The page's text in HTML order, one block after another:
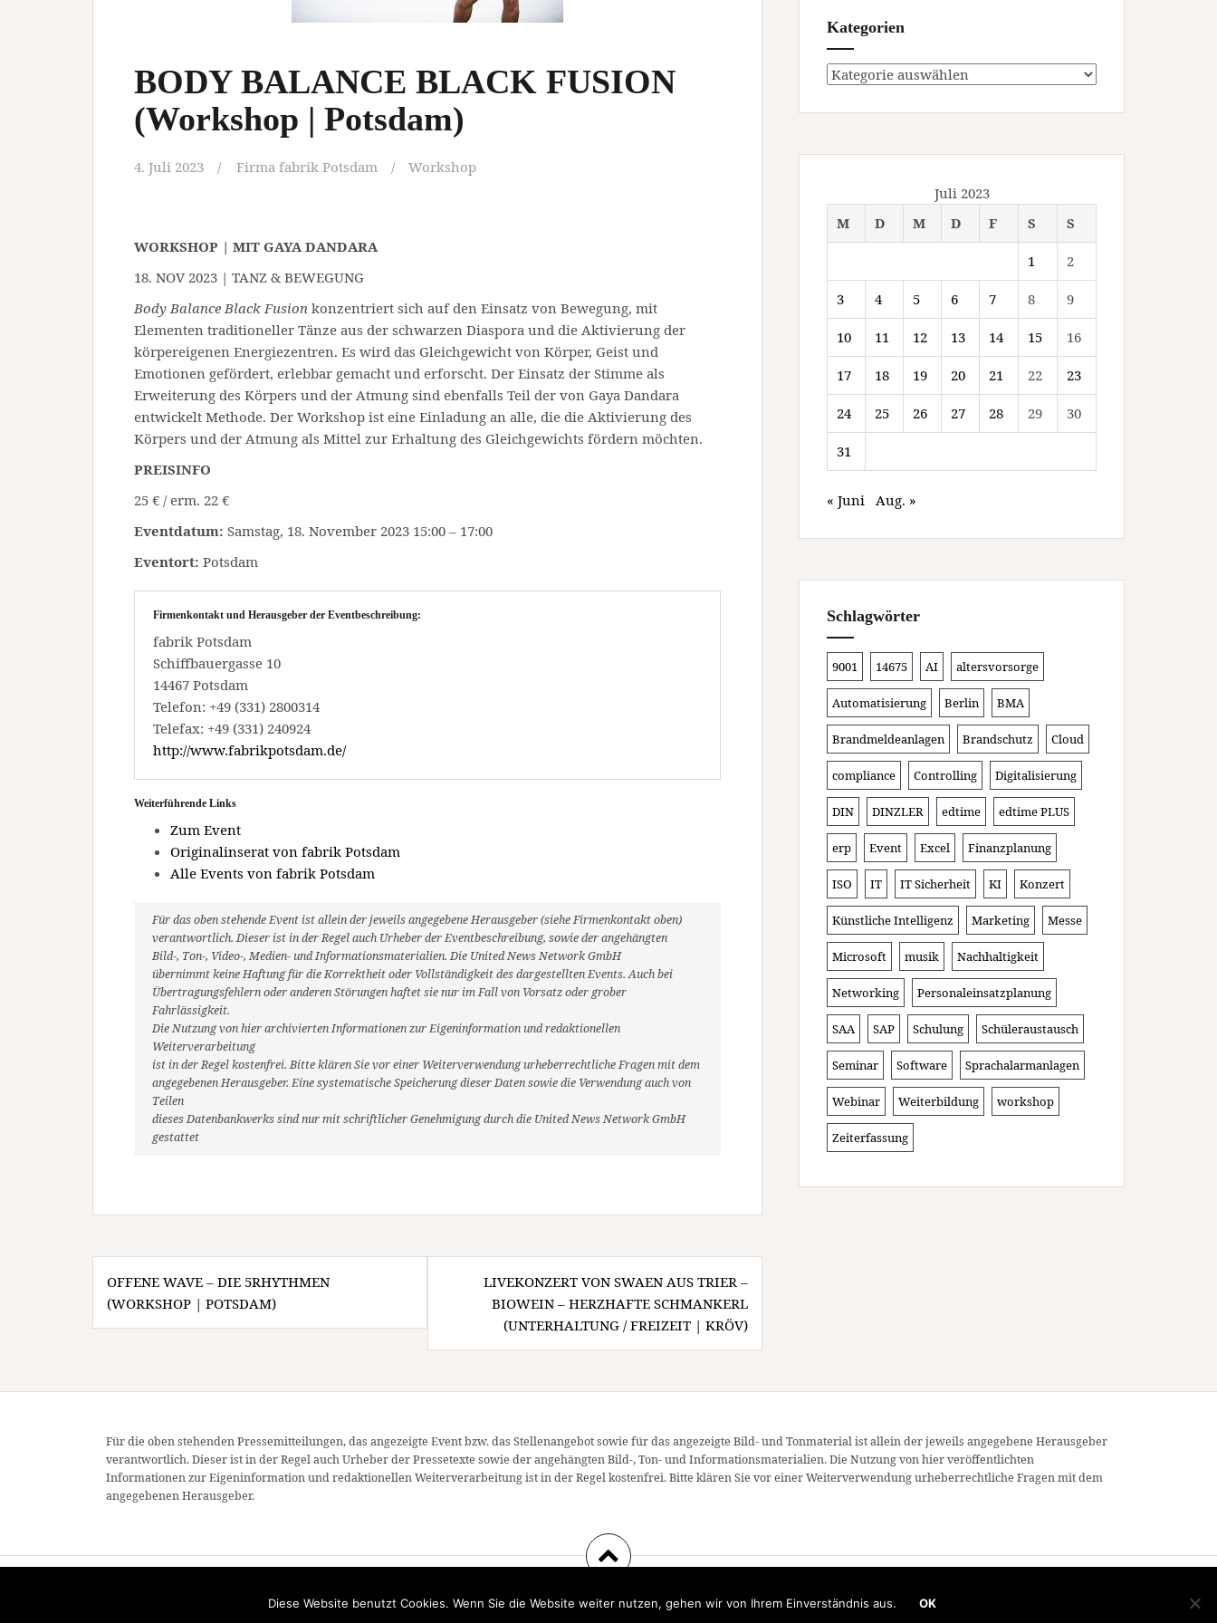
BODY BALANCE BLACK FUSION
(Workshop | Potsdam)
4. Juli 2023 Firma fabrik Potsdam Workshop
WORKSHOP | MIT GAYA DANDARA
18. NOV 2023 | TANZ & BEWEGUNG
Body Balance Black Fusion konzentriert sich auf den Einsatz von Bewegung, mit
Elementen traditioneller Tänze aus der schwarzen Diaspora und die Aktivierung der
körpereigenen Energiezentren. Es wird das Gleichgewicht von Körper, Geist und
Emotionen gefördert, erlebbar gemacht und erforscht. Der Einsatz der Stimme als
Erweiterung des Körpers und der Atmung sind ebenfalls Teil der von Gaya Dandara
entwickelt Methode. Der Workshop ist eine Einladung an alle, die die Aktivierung des
Körpers und der Atmung als Mittel zur Erhaltung des Gleichgewichts fördern möchten.
PREISINFO
25 € / erm. 22 €
Eventdatum: Samstag, 18. November 2023 15:00 – 17:00
Eventort: Potsdam
Firmenkontakt und Herausgeber der Eventbeschreibung:
fabrik Potsdam
Schiffbauergasse 10
14467 Potsdam
Telefon: +49 (331) 2800314
Telefax: +49 (331) 240924
http://www.fabrikpotsdam.de/
Weiterführende Links
Zum Event
Originalinserat von fabrik Potsdam
Alle Events von fabrik Potsdam
Für das oben stehende Event ist allein der jeweils angegebene Herausgeber (siehe Firmenkontakt oben)
verantwortlich. Dieser ist in der Regel auch Urheber der Eventbeschreibung, sowie der angehängten
Bild-, Ton-, Video-, Medien- und Informationsmaterialien. Die United News Network GmbH
übernimmt keine Haftung für die Korrektheit oder Vollständigkeit des dargestellten Events. Auch bei
Übertragungsfehlern oder anderen Störungen haftet sie nur im Fall von Vorsatz oder grober
Fahrlässigkeit.
Die Nutzung von hier archivierten Informationen zur Eigeninformation und redaktionellen
Weiterverarbeitung
ist in der Regel kostenfrei. Bitte klären Sie vor einer Weiterverwendung urheberrechtliche Fragen mit dem
angegebenen Herausgeber. Eine systematische Speicherung dieser Daten sowie die Verwendung auch von
Teilen
dieses Datenbankwerks sind nur mit schriftlicher Genehmigung durch die United News Network GmbH
gestattet
Beitragsnavigation
OFFENE WAVE – DIE 5RHYTHMEN
(WORKSHOP | POTSDAM)
LIVEKONZERT VON SWAEN AUS TRIER –
BIOWEIN – HERZHAFTE SCHMANKERL
(UNTERHALTUNG / FREIZEIT | KRÖV)
Kategorien
Kategorien
Juli 2023
M
D M D F S S
1 2
3 4 5 6 7 8 9
10 11 12 13 14 15 16
17 18 19 20 21 22 23
24 25 26 27 28 29 30
31
« Juni Aug. »
Schlagwörter
9001 14675 AI altersvorsorge
Automatisierung Berlin BMA
Brandmeldeanlagen Brandschutz Cloud
compliance Controlling Digitalisierung
DIN DINZLER edtime edtime PLUS
erp Event Excel Finanzplanung
ISO IT IT Sicherheit KI Konzert
Künstliche Intelligenz Marketing Messe
Microsoft musik Nachhaltigkeit
Networking Personaleinsatzplanung
SAA SAP Schulung Schüleraustausch
Seminar Software Sprachalarmanlagen
Webinar Weiterbildung workshop
Zeiterfassung
Für die oben stehenden Pressemitteilungen, das angezeigte Event bzw. das Stellenangebot sowie für das angezeigte Bild- und Tonmaterial ist allein der jeweils angegebene Herausgeber
verantwortlich. Dieser ist in der Regel auch Urheber der Pressetexte sowie der angehängten Bild-, Ton- und Informationsmaterialien. Die Nutzung von hier veröffentlichten
Informationen zur Eigeninformation und redaktionellen Weiterverarbeitung ist in der Regel kostenfrei. Bitte klären Sie vor einer Weiterverwendung urheberrechtliche Fragen mit dem
angegebenen Herausgeber.
Powerd by WordPress|Theme:Amadeusby Themeisle.
Diese Website benutzt Cookies. Wenn Sie die Website weiter nutzen, gehen wir von Ihrem Einverständnis aus. OK